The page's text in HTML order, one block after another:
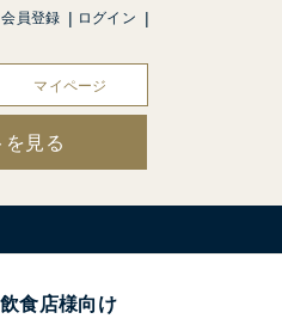
会員登録 ログイン
マイページ
を見る
飲食店様向け